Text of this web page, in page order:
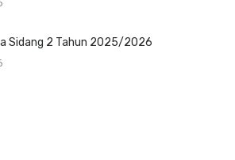
Sidang 2 Tahun 2025/2026